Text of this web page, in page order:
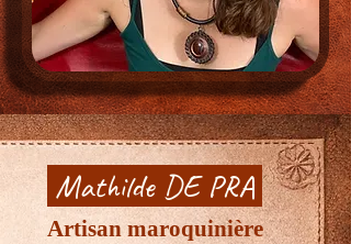
Mathilde DE PRA
Artisan maroquinière